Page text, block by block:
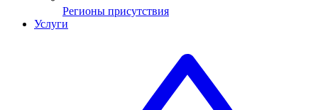
Регионы присутствия
Услуги